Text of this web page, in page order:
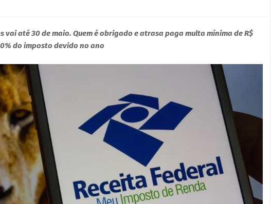
vai até 30 de maio. Quem é obrigado e atrasa paga multa mínima de R$
do imposto devido no ano